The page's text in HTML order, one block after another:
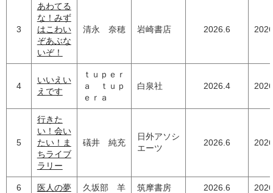
3
あわてる
な！みず
はこわい
ぞあぶな
いぞ！
清永 奈穂 岩崎書店 2026.6
4
いいえい
えです
ｔｕｐｅｒ
ａ ｔｕｐ
ｅｒａ
白泉社 2026.4
5
行きた
い！会い
たい！ま
ちライブ
ラリー
礒井 純充
日外アソシ
エーツ
2026.6
6 医人の夢 久坂部 羊 筑摩書房 2026.6